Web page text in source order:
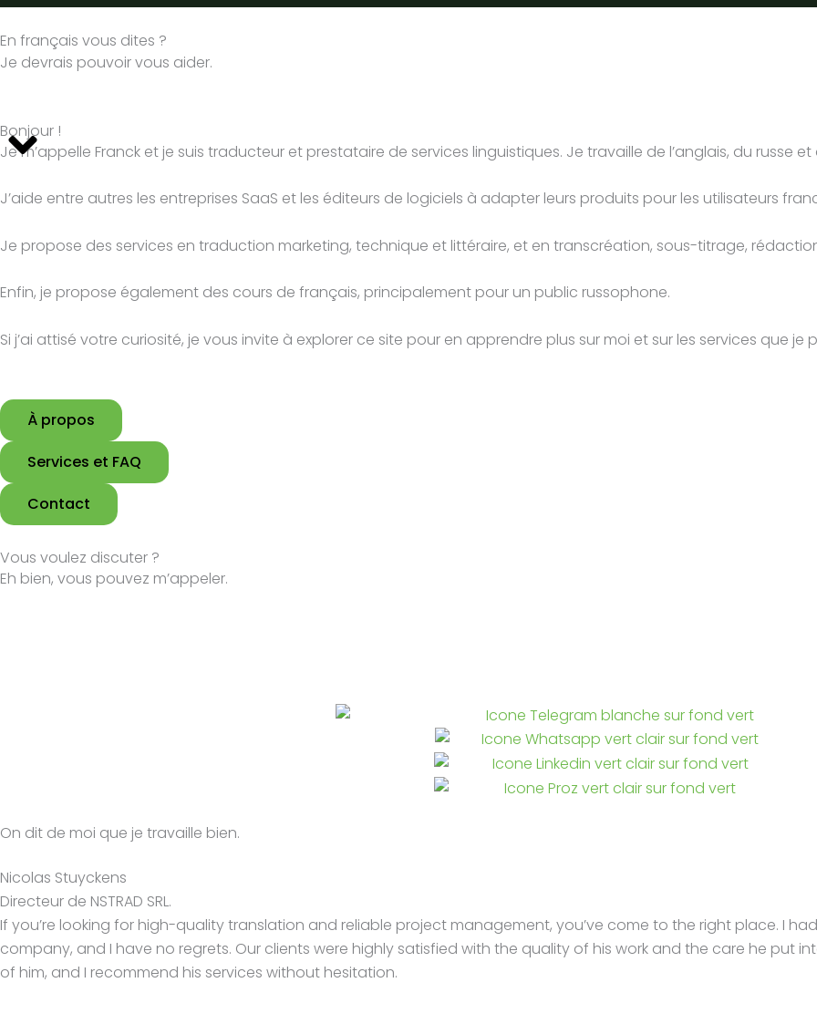
En français vous dites ?
Je devrais pouvoir vous aider.
Bonjour !
Je m’appelle Franck et je suis traducteur et prestataire de services linguistiques. Je travaille de l’anglais, du russe
J’aide entre autres les entreprises SaaS et les éditeurs de logiciels à adapter leurs produits pour les utilisateurs
Je propose des services en traduction marketing, technique et littéraire, et en transcréation, sous-titrage,
Enfin, je propose également des cours de français, principalement pour un public russophone.
Si j’ai attisé votre curiosité, je vous invite à explorer ce site pour en apprendre plus sur moi et sur les services que je
À propos
Services et FAQ
Contact
Vous voulez discuter ?
Eh bien, vous pouvez m’appeler.
On dit de moi que je travaille bien.
Nicolas Stuyckens
Directeur de NSTRAD SRL.
If you’re looking for high-quality translation and reliable project management, you’ve come to the right place. I
company, and I have no regrets. Our clients were highly satisfied with the quality of his work and the care he put
of him, and I recommend his services without hesitation.